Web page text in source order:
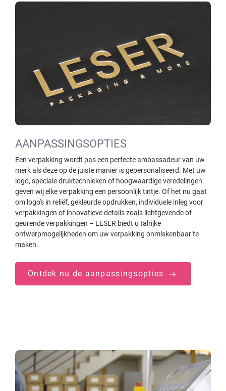
AANPASSINGSOPTIES
Een verpakking wordt pas een perfecte ambassadeur van uw
merk als deze op de juiste manier is gepersonaliseerd. Met uw
logo, speciale druktechnieken of hoogwaardige veredelingen
geven wij elke verpakking een persoonlijk tintje. Of het nu gaat
om logo's in reliëf, gekleurde opdrukken, individuele inleg voor
verpakkingen of innovatieve details zoals lichtgevende of
geurende verpakkingen – LESER biedt u talrijke
ontwerpmogelijkheden om uw verpakking onmiskenbaar te
maken.
Ontdek nu de aanpassingsopties